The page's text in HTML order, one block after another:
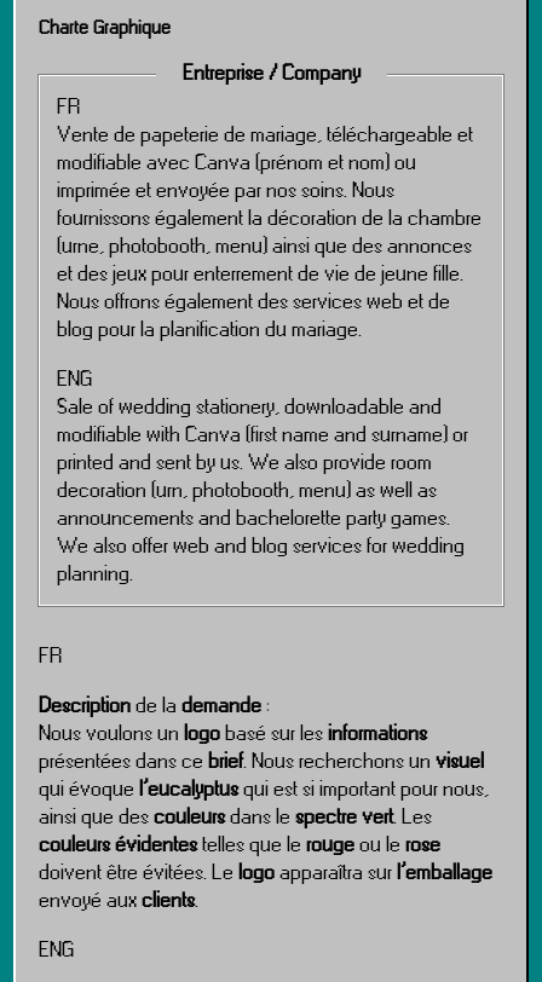
Charte Graphique
Entreprise / Company
FR
Vente de papeterie de mariage, téléchargeable et
modifiable avec Canva (prénom et nom) ou
imprimée et envoyée par nos soins. Nous
fournissons également la décoration de la chambre
(urne, photobooth, menu) ainsi que des annonces
et des jeux pour enterrement de vie de jeune fille.
Nous offrons également des services web et de
blog pour la planification du mariage.
ENG
Sale of wedding stationery, downloadable and
modifiable with Canva (first name and surname) or
printed and sent by us. We also provide room
decoration (urn, photobooth, menu) as well as
announcements and bachelorette party games.
We also offer web and blog services for wedding
planning.
FR
Descriptionde lademande:
Nous voulons unlogobasé sur lesinformations
présentées dans cebrief. Nous recherchons unvisuel
qui évoquel’eucalyptusqui est si important pour nous,
ainsi que descouleursdans lespectre vert. Les
couleurs évidentestelles que lerougeou lerose
doivent être évitées. Lelogoapparaîtra surl’emballage
envoyé auxclients.
ENG